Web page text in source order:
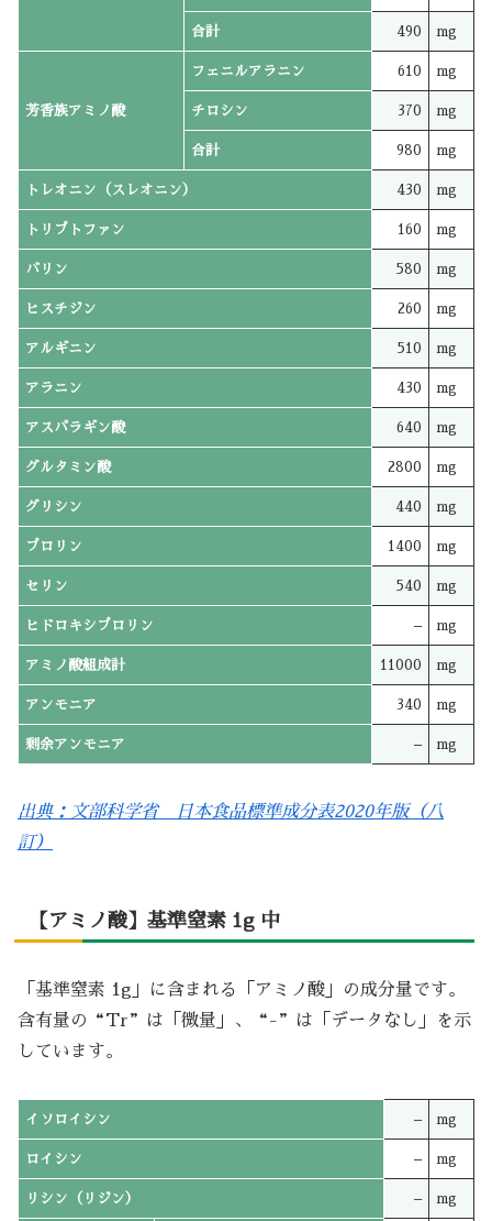
合計 490 mg
芳香族アミノ酸
フェニルアラニン 610 mg
チロシン 370 mg
合計 980 mg
トレオニン（スレオニン） 430 mg
トリプトファン 160 mg
バリン 580 mg
ヒスチジン 260 mg
アルギニン 510 mg
アラニン 430 mg
アスパラギン酸 640 mg
グルタミン酸 2800 mg
グリシン 440 mg
プロリン 1400 mg
セリン 540 mg
ヒドロキシプロリン – mg
アミノ酸組成計 11000 mg
アンモニア 340 mg
剰余アンモニア – mg
出典：文部科学省 日本食品標準成分表2020年版（八
訂）
【アミノ酸】基準窒素 1g 中
「基準窒素 1g」に含まれる「アミノ酸」の成分量です。
含有量の“Tr”は「微量」、“-”は「データなし」を示
しています。
イソロイシン – mg
ロイシン – mg
リシン（リジン） – mg